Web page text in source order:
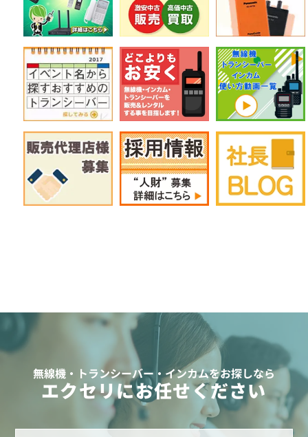
無線機・トランシーバー・インカムをお探しなら
エクセリにお任せください